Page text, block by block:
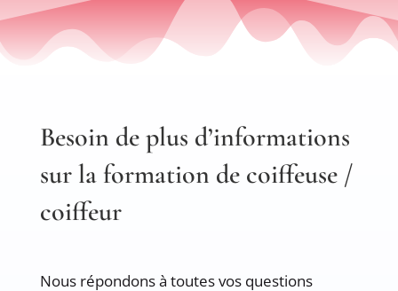
Besoin de plus d’informations
sur la formation de coiffeuse /
coiffeur
Nous répondons à toutes vos questions